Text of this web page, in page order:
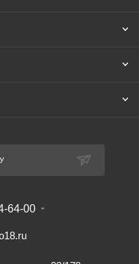
64-00